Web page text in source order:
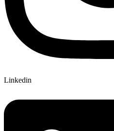
Linkedin